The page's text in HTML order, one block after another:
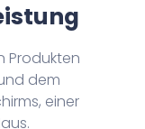
Produkten
dem
einer